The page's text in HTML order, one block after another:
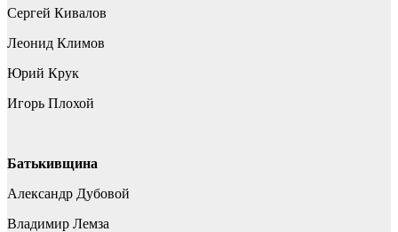
Сергей Кивалов
Леонид Климов
Юрий Крук
Игорь Плохой
Батькивщина
Александр Дубовой
Владимир Лемза